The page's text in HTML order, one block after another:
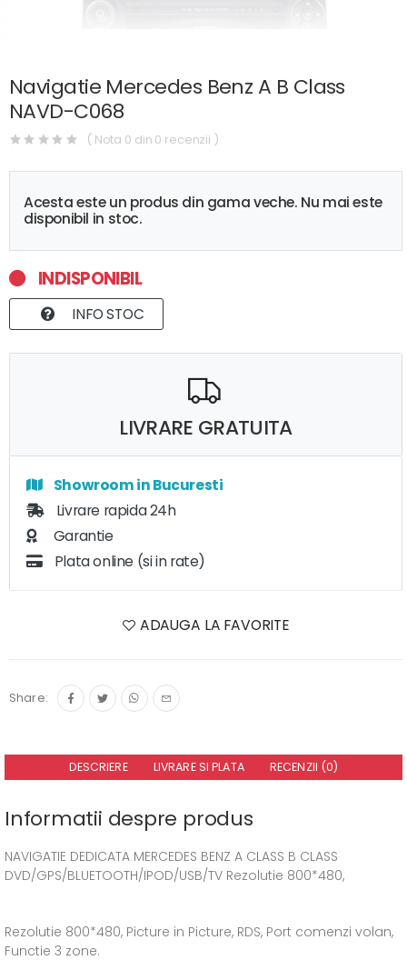
Navigatie Mercedes Benz A B Class
NAVD-C068
( Nota 0 din 0 recenzii )
Acesta este un produs din gama veche. Nu mai este
disponibil in stoc.
INDISPONIBIL
INFO STOC
LIVRARE GRATUITA
Showroom in Bucuresti
Livrare rapida 24h
Garantie
Plata online (si in rate)
ADAUGA LA FAVORITE
Share:
DESCRIERE LIVRARE SI PLATA RECENZII (0)
Informatii despre produs
NAVIGATIE DEDICATA MERCEDES BENZ A CLASS B CLASS
DVD/GPS/BLUETOOTH/IPOD/USB/TV Rezolutie 800*480,
Rezolutie 800*480, Picture in Picture, RDS, Port comenzi volan,
Functie 3 zone.